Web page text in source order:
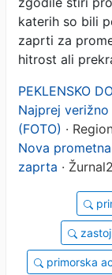
katerih so bili
zaprti za
hitrost ali
PEKLENSKO
Najprej
(FOTO) ·
Nova
zaprta ·
primorska ac